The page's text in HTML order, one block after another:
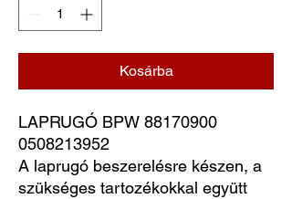
Kosárba
LAPRUGÓ BPW 88170900
0508213952
A laprugó beszerelésre készen, a
szükséges tartozékokkal együtt